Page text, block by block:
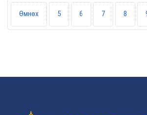
Өмнөх 5 6 7 8